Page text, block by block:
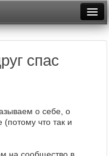
спас
о себе, о
что так и